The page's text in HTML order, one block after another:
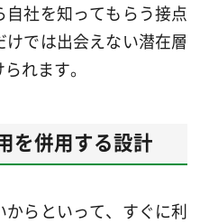
社を知ってもらう接点
では出会えない潜在層
れます。
を併用する設計
らといって、すぐに利